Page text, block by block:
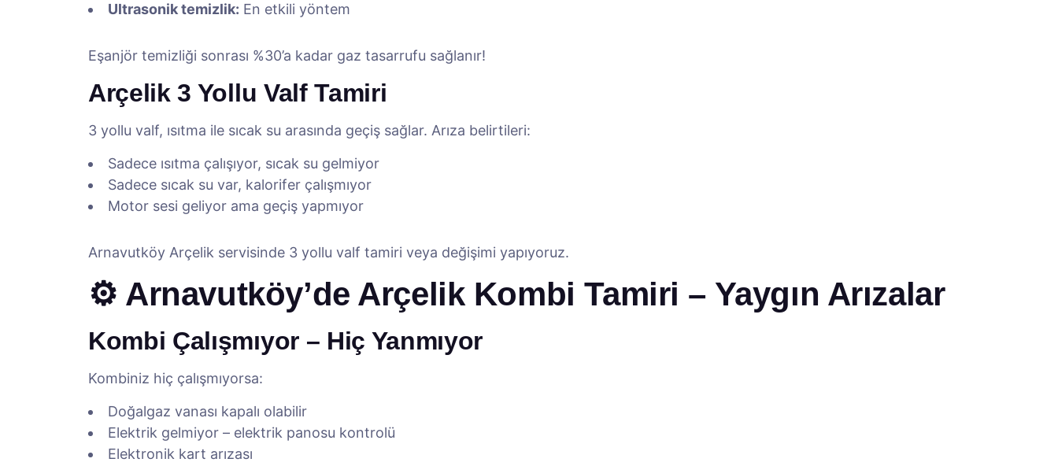
Ultrasonik temizlik: En etkili yöntem
Eşanjör temizliği sonrası %30’a kadar gaz tasarrufu sağlanır!
Arçelik 3 Yollu Valf Tamiri
3 yollu valf, ısıtma ile sıcak su arasında geçiş sağlar. Arıza belirtileri:
Sadece ısıtma çalışıyor, sıcak su gelmiyor
Sadece sıcak su var, kalorifer çalışmıyor
Motor sesi geliyor ama geçiş yapmıyor
Arnavutköy Arçelik servisinde 3 yollu valf tamiri veya değişimi yapıyoruz.
⚙️ Arnavutköy’de Arçelik Kombi Tamiri – Yaygın Arızalar
Kombi Çalışmıyor – Hiç Yanmıyor
Kombiniz hiç çalışmıyorsa:
Doğalgaz vanası kapalı olabilir
Elektrik gelmiyor – elektrik panosu kontrolü
Elektronik kart arızası